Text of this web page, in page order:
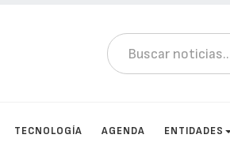
TECNOLOGÍA AGENDA ENTIDADES